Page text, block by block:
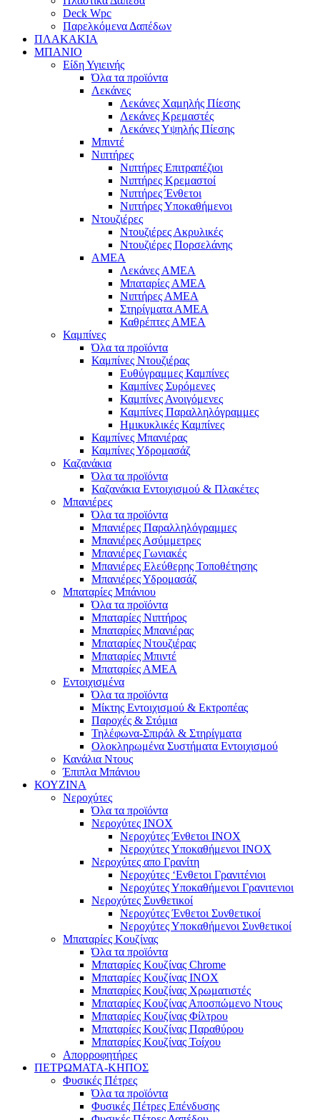
Deck Wpc
Παρελκόμενα Δαπέδων
ΠΛΑΚΑΚΙΑ
ΜΠΑΝΙΟ
Είδη Υγιεινής
Όλα τα προϊόντα
Λεκάνες
Λεκάνες Χαμηλής Πίεσης
Λεκάνες Κρεμαστές
Λεκάνες Υψηλής Πίεσης
Μπιντέ
Νιπτήρες
Νιπτήρες Επιτραπέζιοι
Νιπτήρες Κρεμαστοί
Νιπτήρες Ένθετοι
Νιπτήρες Υποκαθήμενοι
Ντουζιέρες
Ντουζιέρες Ακρυλικές
Ντουζιέρες Πορσελάνης
ΑΜΕΑ
Λεκάνες ΑΜΕΑ
Μπαταρίες ΑΜΕΑ
Νιπτήρες ΑΜΕΑ
Στηρίγματα ΑΜΕΑ
Καθρέπτες ΑΜΕΑ
Καμπίνες
Όλα τα προϊόντα
Καμπίνες Ντουζιέρας
Ευθύγραμμες Καμπίνες
Καμπίνες Συρόμενες
Καμπίνες Ανοιγόμενες
Καμπίνες Παραλληλόγραμμες
Ημικυκλικές Καμπίνες
Καμπίνες Μπανιέρας
Καμπίνες Υδρομασάζ
Καζανάκια
Όλα τα προϊόντα
Καζανάκια Εντοιχισμού & Πλακέτες
Μπανιέρες
Όλα τα προϊόντα
Μπανιέρες Παραλληλόγραμμες
Μπανιέρες Ασύμμετρες
Μπανιέρες Γωνιακές
Μπανιέρες Ελεύθερης Τοποθέτησης
Μπανιέρες Υδρομασάζ
Μπαταρίες Μπάνιου
Όλα τα προϊόντα
Μπαταρίες Νιπτήρος
Μπαταρίες Μπανιέρας
Μπαταρίες Ντουζιέρας
Μπαταρίες Μπιντέ
Μπαταρίες ΑΜΕΑ
Εντοιχισμένα
Όλα τα προϊόντα
Μίκτης Εντοιχισμού & Εκτροπέας
Παροχές & Στόμια
Τηλέφωνα-Σπιράλ & Στηρίγματα
Ολοκληρωμένα Συστήματα Εντοιχισμού
Κανάλια Ντους
Έπιπλα Μπάνιου
ΚΟΥΖΙΝΑ
Νεροχύτες
Όλα τα προϊόντα
Νεροχύτες ΙΝΟΧ
Νεροχύτες Ένθετοι INOX
Νεροχύτες Υποκαθήμενοι INOX
Νεροχύτες απο Γρανίτη
Νεροχύτες ‘Ενθετοι Γρανιτένιοι
Νεροχύτες Υποκαθήμενοι Γρανιτενιοι
Νεροχύτες Συνθετικοί
Νεροχύτες Ένθετοι Συνθετικοί
Νεροχύτες Υποκαθήμενοι Συνθετικοί
Μπαταρίες Κουζίνας
Όλα τα προϊόντα
Μπαταρίες Κουζίνας Chrome
Μπαταρίες Κουζίνας INOX
Μπαταρίες Κουζίνας Χρωματιστές
Μπαταρίες Κουζίνας Αποσπώμενο Ντους
Μπαταρίες Κουζίνας Φίλτρου
Μπαταρίες Κουζίνας Παραθύρου
Μπαταρίες Κουζίνας Τοίχου
Απορροφητήρες
ΠΕΤΡΩΜΑΤΑ-ΚΗΠΟΣ
Φυσικές Πέτρες
Όλα τα προϊόντα
Φυσικές Πέτρες Επένδυσης